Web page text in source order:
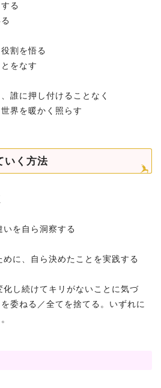
る
割を悟る
をなす
誰に押し付けることなく
界を暖かく照らす
いく方法
を自ら洞察する
に、自ら決めたことを実践する
し続けてキリがないことに気づ
委ねる／全てを捨てる。いずれに